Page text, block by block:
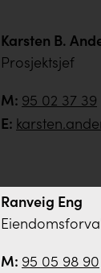
Karsten B.
Prosjektsjef
M: 95 02 37 39
E:
Ranveig Eng
M: 95 05 98 90